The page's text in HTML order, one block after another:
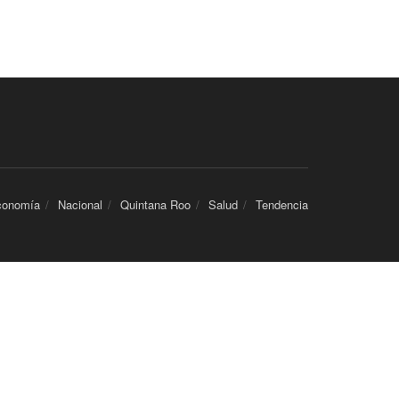
Nacional Quintana Roo Salud Tendencia